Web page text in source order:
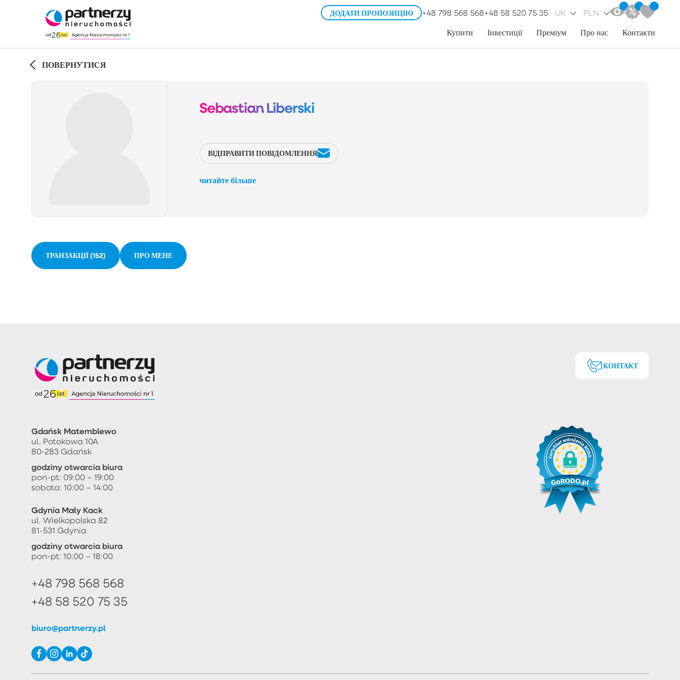
ДОДАТИ ПРОПОЗИЦІЮ +48 798 568 568+48 58 520 75 35 UK PLN
Купити Інвестиції Преміум Про нас Контакти
ПОВЕРНУТИСЯ
Sebastian Liberski
ВІДПРАВИТИ ПОВІДОМЛЕННЯ
читайте більше
ТРАНЗАКЦІЇ (152) ПРО МЕНЕ
КОНТАКТ
Gdańsk Matemblewo
ul. Potokowa 10A
80-283 Gdańsk
godziny otwarcia biura
pon-pt: 09:00 – 19:00
sobota: 10:00 – 14:00
Gdynia Mały Kack
ul. Wielkopolska 82
81-531 Gdynia
godziny otwarcia biura
pon-pt: 10:00 – 18:00
+48 798 568 568
+48 58 520 75 35
biuro@partnerzy.pl